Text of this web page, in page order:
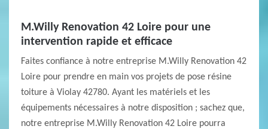
M.Willy Renovation 42 Loire pour une
intervention rapide et efficace
Faites confiance à notre entreprise M.Willy Renovation 42
Loire pour prendre en main vos projets de pose résine
toiture à Violay 42780. Ayant les matériels et les
équipements nécessaires à notre disposition ; sachez que,
notre entreprise M.Willy Renovation 42 Loire pourra